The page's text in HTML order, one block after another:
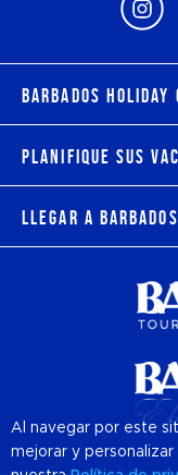
Barbados Holiday
Planifique sus
Llegar a Barbados
Al navegar por este
mejorar y